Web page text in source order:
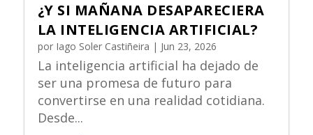
¿Y SI MAÑANA DESAPARECIERA
LA INTELIGENCIA ARTIFICIAL?
por Iago Soler Castiñeira | Jun 23, 2026
La inteligencia artificial ha dejado de
ser una promesa de futuro para
convertirse en una realidad cotidiana.
Desde...